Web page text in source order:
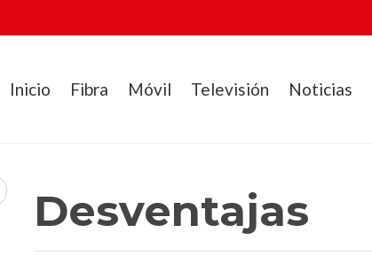
Inicio Fibra Móvil Televisión Noticias
Desventajas